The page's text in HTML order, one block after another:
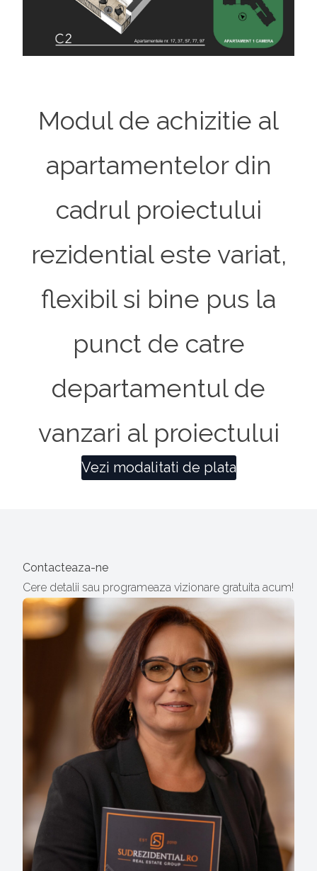
Modul de achizitie al
apartamentelor din
cadrul proiectului
rezidential este variat,
flexibil si bine pus la
punct de catre
departamentul de
vanzari al proiectului
Vezi modalitati de plata
Contacteaza-ne
Cere detalii sau programeaza vizionare gratuita acum!